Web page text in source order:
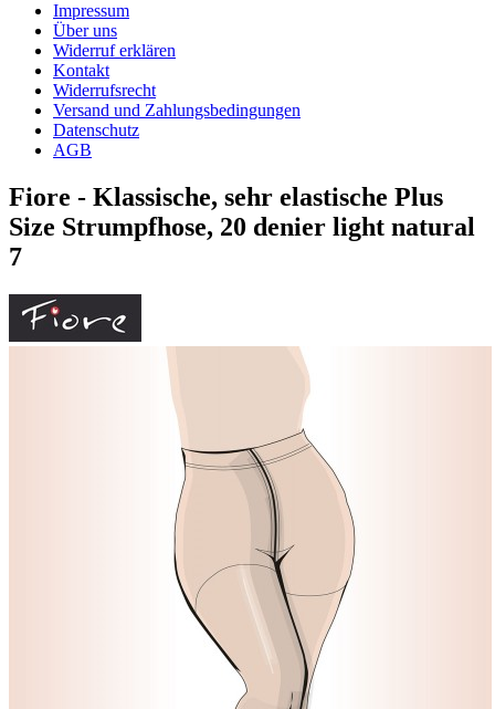
Impressum
Über uns
Widerruf erklären
Kontakt
Widerrufsrecht
Versand und Zahlungsbedingungen
Datenschutz
AGB
Fiore - Klassische, sehr elastische Plus
Size Strumpfhose, 20 denier light natural
7